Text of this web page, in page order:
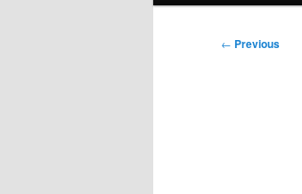
Post
← Previous